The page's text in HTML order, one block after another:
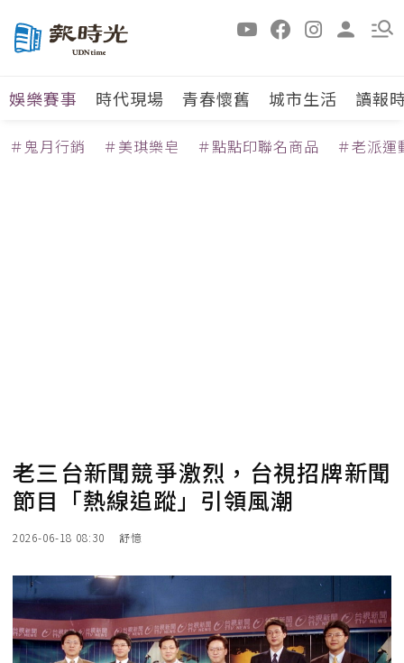
娛樂賽事 時代現場 青春懷舊 城市生活 讀報
＃鬼月行銷 ＃美琪樂皂 ＃點點印聯名商品 ＃老派運
老三台新聞競爭激烈，台視招牌新聞
節目「熱線追蹤」引領風潮
2026-06-18 08:30 舒憶